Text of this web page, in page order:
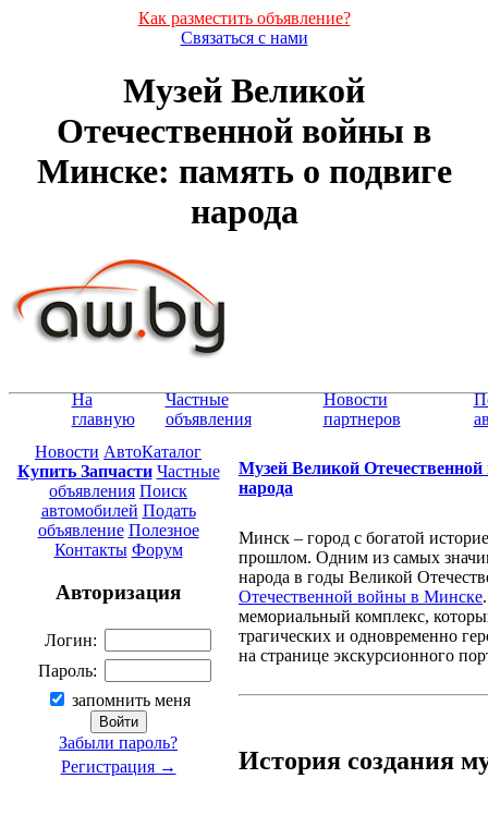
Как разместить объявление?
Связаться с нами
Музей Великой
Отечественной войны в
Минске: память о подвиге
народа
На
главную
Частные
объявления
Новости
партнеров
Новости АвтоКаталог
Купить Запчасти Частные
объявления Поиск
автомобилей Подать
объявление Полезное
Контакты Форум
Авторизация
Логин:
Пароль:
запомнить меня
Забыли пароль?
Регистрация →
Музей Великой
народа
Минск – город с богатой
прошлом. Одним из самых
народа в годы Великой
Отечественной войны в Минске
мемориальный комплекс,
трагических и одновременно
на странице экскурсионного
История создания